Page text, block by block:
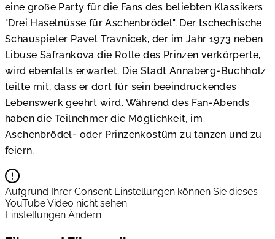
eine große Party für die Fans des beliebten Klassikers
"Drei Haselnüsse für Aschenbrödel". Der tschechische
Schauspieler Pavel Travnicek, der im Jahr 1973 neben
Libuse Safrankova die Rolle des Prinzen verkörperte,
wird ebenfalls erwartet. Die Stadt Annaberg-Buchholz
teilte mit, dass er dort für sein beeindruckendes
Lebenswerk geehrt wird. Während des Fan-Abends
haben die Teilnehmer die Möglichkeit, im
Aschenbrödel- oder Prinzenkostüm zu tanzen und zu
feiern.
Aufgrund Ihrer Consent Einstellungen können Sie dieses
YouTube Video nicht sehen.
Einstellungen Ändern